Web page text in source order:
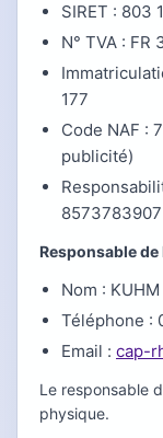
SIRET : 803
N° TVA : FR
177
Code NAF :
publicité)
8573783907
Responsable
Nom :
Téléphone :
Email : cap-
Le responsable
physique.